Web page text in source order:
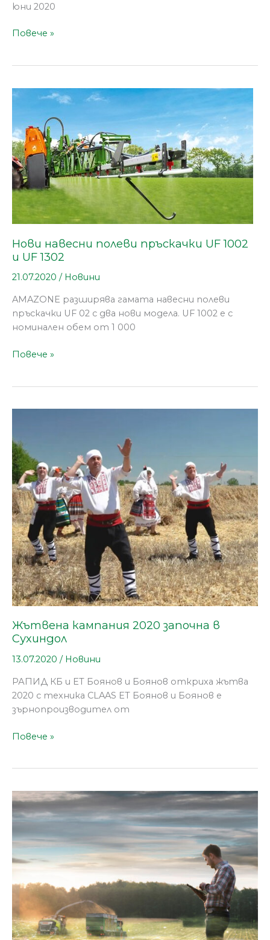
юни 2020
Повече »
Нови навесни полеви пръскачки UF 1002
и UF 1302
21.07.2020 / Новини
AMAZONE разширява гамата навесни полеви
пръскачки UF 02 с два нови модела. UF 1002 е с
номинален обем от 1 000
Нови
полеви
пръскачки
UF
1002
и
UF
1302
Повече »
Жътвена кампания 2020 започна в
Сухиндол
13.07.2020 / Новини
РАПИД КБ и ЕТ Боянов и Боянов откриха жътва
2020 с техника CLAAS ЕТ Боянов и Боянов е
зърнопроизводител от
2020
започна
в
Сухиндол
Повече »
Лесно
автоматично
документиране
с
CLAAS